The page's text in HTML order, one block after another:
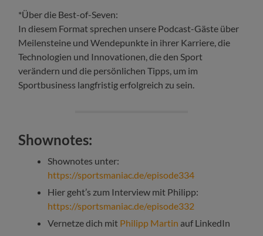
*Über die Best-of-Seven:
In diesem Format sprechen unsere Podcast-Gäste über
Meilensteine und Wendepunkte in ihrer Karriere, die
Technologien und Innovationen, die den Sport
verändern und die persönlichen Tipps, um im
Sportbusiness langfristig erfolgreich zu sein.
Shownotes:
Shownotes unter:
https://sportsmaniac.de/episode334
Hier geht’s zum Interview mit Philipp:
https://sportsmaniac.de/episode332
Vernetze dich mit Philipp Martin auf LinkedIn